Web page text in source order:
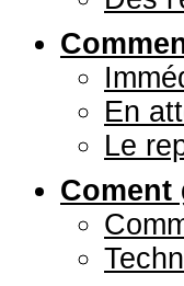
En
Le
Coment